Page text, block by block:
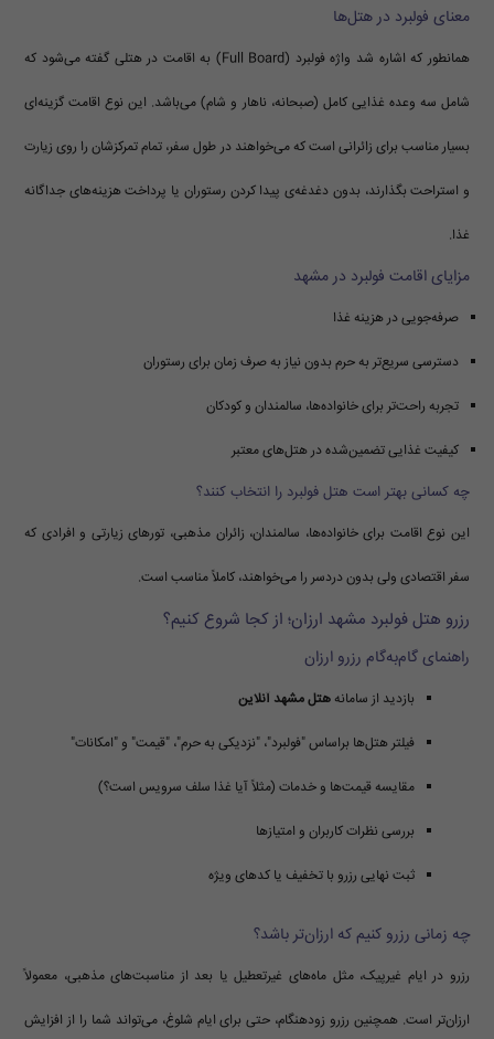
معنای فولبرد در هتل‌ها
همانطور که اشاره شد واژه فولبرد (Full Board) به اقامت در هتلی گفته می‌شود که
شامل سه وعده غذایی کامل (صبحانه، ناهار و شام) می‌باشد. این نوع اقامت گزینه‌ای
بسیار مناسب برای زائرانی است که می‌خواهند در طول سفر، تمام تمرکزشان را روی زیارت
و استراحت بگذارند، بدون دغدغه‌ی پیدا کردن رستوران یا پرداخت هزینه‌های جداگانه
غذا.
مزایای اقامت فولبرد در مشهد
صرفه‌جویی در هزینه غذا
دسترسی سریع‌تر به حرم بدون نیاز به صرف زمان برای رستوران
تجربه راحت‌تر برای خانواده‌ها، سالمندان و کودکان
کیفیت غذایی تضمین‌شده در هتل‌های معتبر
چه کسانی بهتر است هتل فولبرد را انتخاب کنند؟
این نوع اقامت برای خانواده‌ها، سالمندان، زائران مذهبی، تورهای زیارتی و افرادی که
سفر اقتصادی ولی بدون دردسر را می‌خواهند، کاملاً مناسب است.
رزرو هتل فولبرد مشهد ارزان؛ از کجا شروع کنیم؟
راهنمای گام‌به‌گام رزرو ارزان
بازدید از سامانه هتل مشهد آنلاین
فیلتر هتل‌ها براساس "فولبرد"، "نزدیکی به حرم"، "قیمت" و "امکانات"
مقایسه قیمت‌ها و خدمات (مثلاً آیا غذا سلف سرویس است؟)
بررسی نظرات کاربران و امتیازها
ثبت نهایی رزرو با تخفیف یا کدهای ویژه
چه زمانی رزرو کنیم که ارزان‌تر باشد؟
رزرو در ایام غیرپیک، مثل ماه‌های غیرتعطیل یا بعد از مناسبت‌های مذهبی، معمولاً
ارزان‌تر است. همچنین رزرو زودهنگام، حتی برای ایام شلوغ، می‌تواند شما را از افزایش